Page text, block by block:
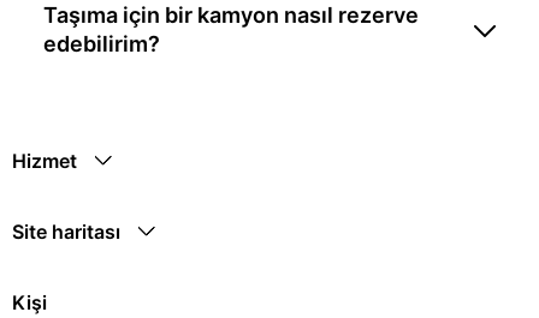
Taşıma için bir kamyon nasıl rezerve
edebilirim?
Hizmet
Site haritası
Kişi